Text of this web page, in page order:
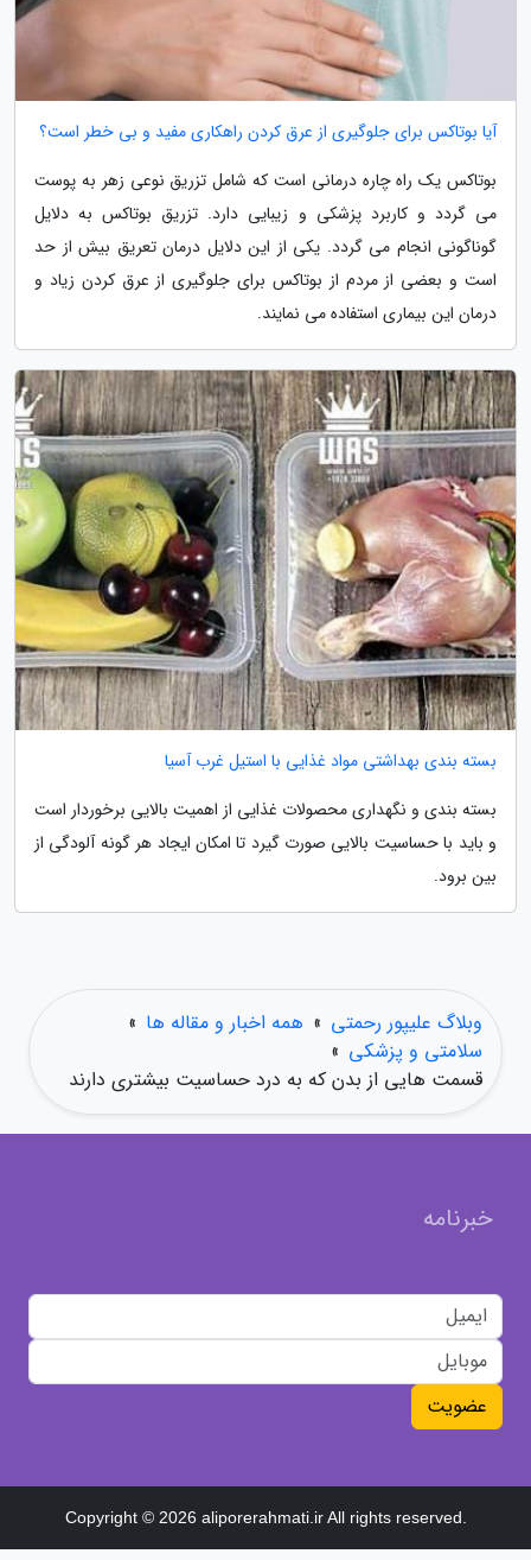
آیا بوتاکس برای جلوگیری از عرق کردن راهکاری مفید و بی خطر است؟
بوتاکس یک راه چاره درمانی است که شامل تزریق نوعی زهر به پوست
می گردد و کاربرد پزشکی و زیبایی دارد. تزریق بوتاکس به دلایل
گوناگونی انجام می گردد. یکی از این دلایل درمان تعریق بیش از حد
است و بعضی از مردم از بوتاکس برای جلوگیری از عرق کردن زیاد و
درمان این بیماری استفاده می نمایند.
بسته بندی بهداشتی مواد غذایی با استیل غرب آسیا
بسته بندی و نگهداری محصولات غذایی از اهمیت بالایی برخوردار است
و باید با حساسیت بالایی صورت گیرد تا امکان ایجاد هر گونه آلودگی از
بین برود.
وبلاگ علیپور رحمتی » همه اخبار و مقاله ها »
سلامتی و پزشکی »
قسمت هایی از بدن که به درد حساسیت بیشتری دارند
خبرنامه
عضویت
Copyright © 2026 aliporerahmati.ir All rights reserved.